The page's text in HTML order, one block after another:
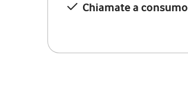
Chiamate a consumo